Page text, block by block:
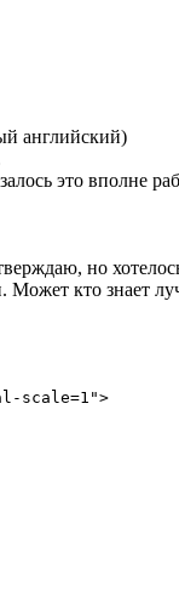
английский)
это вполне
но
кто знает
scale=1">